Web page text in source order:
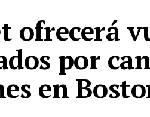
ofrecerá
por
en